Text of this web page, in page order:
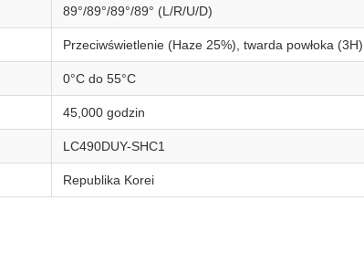
89°/89°/89°/89° (L/R/U/D)
Przeciwświetlenie (Haze 25%), twarda powłoka (3H)
0°C do 55°C
45,000 godzin
LC490DUY-SHC1
Republika Korei